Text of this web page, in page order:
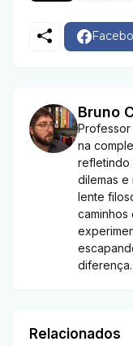
Bruno
na
refletindo
dilemas e
lente
caminhos
diferença.
Relacionados